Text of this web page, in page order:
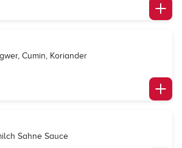
Cumin, Koriander
Sahne Sauce